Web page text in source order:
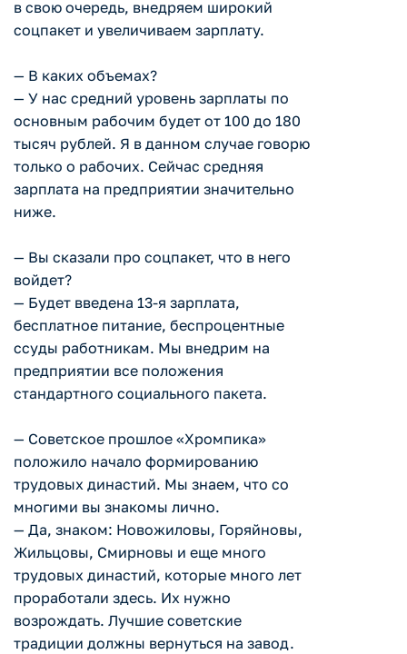
в свою очередь, внедряем широкий
соцпакет и увеличиваем зарплату.
— В каких объемах?
— У нас средний уровень зарплаты по
основным рабочим будет от 100 до 180
тысяч рублей. Я в данном случае говорю
только о рабочих. Сейчас средняя
зарплата на предприятии значительно
ниже.
— Вы сказали про соцпакет, что в него
войдет?
— Будет введена 13-я зарплата,
бесплатное питание, беспроцентные
ссуды работникам. Мы внедрим на
предприятии все положения
стандартного социального пакета.
— Советское прошлое «Хромпика»
положило начало формированию
трудовых династий. Мы знаем, что со
многими вы знакомы лично.
— Да, знаком: Новожиловы, Горяйновы,
Жильцовы, Смирновы и еще много
трудовых династий, которые много лет
проработали здесь. Их нужно
возрождать. Лучшие советские
традиции должны вернуться на завод.